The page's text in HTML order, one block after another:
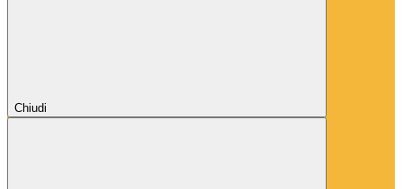
Chiudi